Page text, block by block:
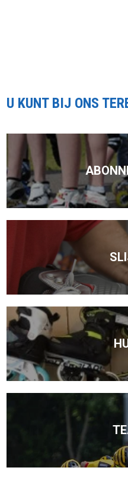
U KUNT BIJ ONS